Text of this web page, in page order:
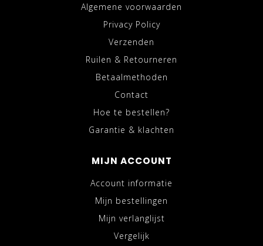
Algemene voorwaarden
Privacy Policy
Verzenden
Ruilen & Retourneren
Betaalmethoden
Contact
Hoe te bestellen?
Garantie & klachten
MIJN ACCOUNT
Account informatie
Mijn bestellingen
Mijn verlanglijst
Vergelijk